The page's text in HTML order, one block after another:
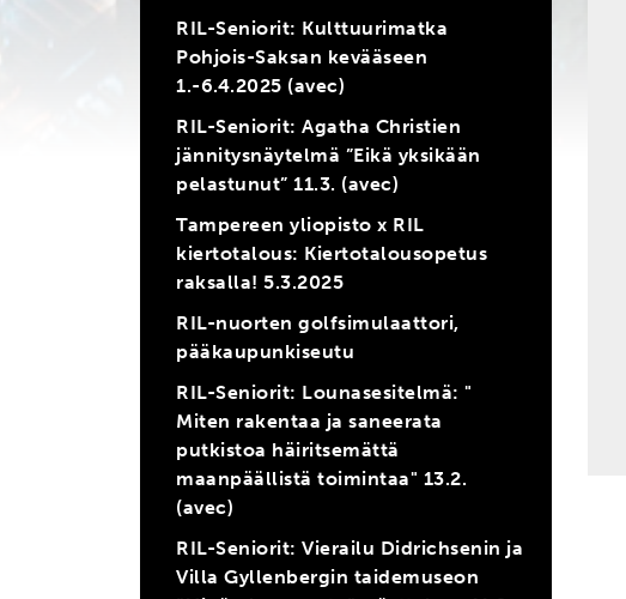
RIL-Seniorit: Kulttuurimatka
Pohjois-Saksan kevääseen
1.-6.4.2025 (avec)
RIL-Seniorit: Agatha Christien
jännitysnäytelmä ”Eikä yksikään
pelastunut” 11.3. (avec)
Tampereen yliopisto x RIL
kiertotalous: Kiertotalousopetus
raksalla! 5.3.2025
RIL-nuorten golfsimulaattori,
pääkaupunkiseutu
RIL-Seniorit: Lounasesitelmä: "
Miten rakentaa ja saneerata
putkistoa häiritsemättä
maanpäällistä toimintaa" 13.2.
(avec)
RIL-Seniorit: Vierailu Didrichsenin ja
Villa Gyllenbergin taidemuseon